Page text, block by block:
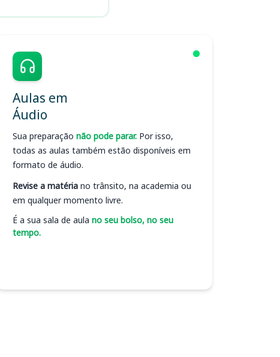
Aulas em
Áudio
Sua preparação não pode parar. Por isso,
todas as aulas também estão disponíveis em
formato de áudio.
Revise a matéria no trânsito, na academia ou
em qualquer momento livre.
É a sua sala de aula no seu bolso, no seu
tempo.